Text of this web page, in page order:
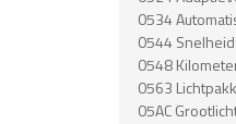
0534
0544
0548
0563
05AC